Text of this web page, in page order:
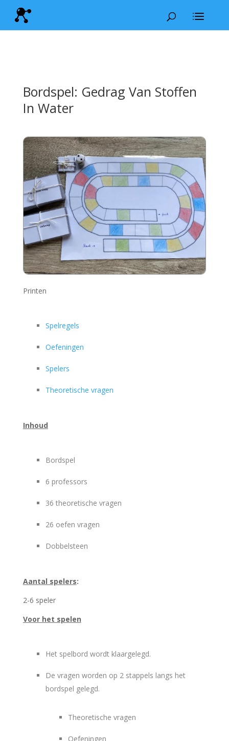
Bordspel: Gedrag Van Stoffen
In Water
Printen
Spelregels
Oefeningen
Spelers
Theoretische vragen
Inhoud
Bordspel
6 professors
36 theoretische vragen
26 oefen vragen
Dobbelsteen
Aantal spelers:
2-6 speler
Voor het spelen
Het spelbord wordt klaargelegd.
De vragen worden op 2 stappels langs het
bordspel gelegd.
Theoretische vragen
Oefeningen